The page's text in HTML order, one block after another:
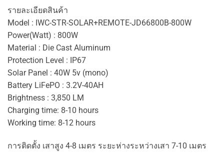
รายละเอียดสินค้า
Model : IWC-STR-SOLAR+REMOTE-JD66800B-800W
​​​​​​Power(Watt) : 800W
​​​​​​​​​​​​​​Material : Die Cast Aluminum
Protection Level : IP67
Solar Panel : 40W 5v (mono)
Battery LiFePO : 3.2V-40AH
​​​​​​​Brightness : 3,850 LM
Charging time: 8-10 hours
Working time: 8-12 hours
​​​​​​​​​​​​​​การติดตั้ง เสาสูง 4-8 เมตร ระยะห่างระหว่างเสา 7-10 เมตร